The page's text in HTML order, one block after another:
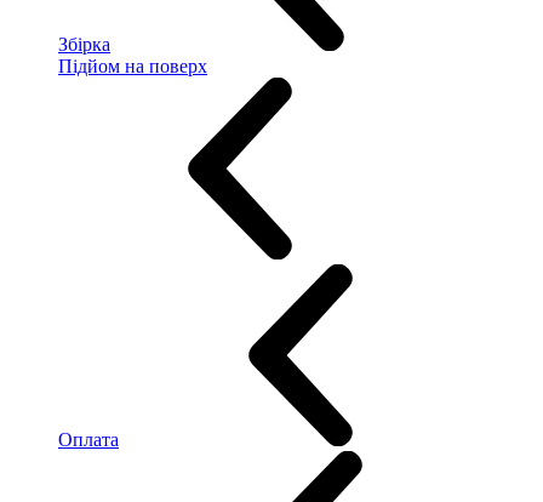
Збірка
Підйом на поверх
Оплата